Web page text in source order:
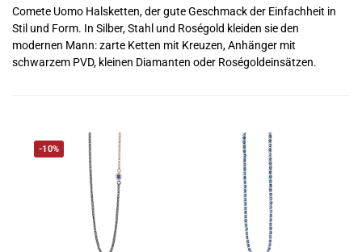
Comete Uomo Halsketten, der gute Geschmack der Einfachheit in
Stil und Form. In Silber, Stahl und Roségold kleiden sie den
modernen Mann: zarte Ketten mit Kreuzen, Anhänger mit
schwarzem PVD, kleinen Diamanten oder Roségoldeinsätzen.
-10%